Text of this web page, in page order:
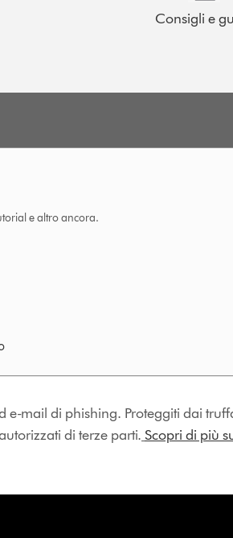
Consigli e
e altro ancora.
e-mail di phishing. Proteggiti dai
di terze parti. Scopri di più